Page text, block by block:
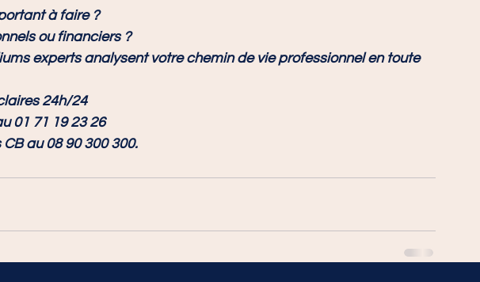
à faire ?
ou financiers ?
24h/24
01 71 19 23 26
CB au 08 90 300 300.